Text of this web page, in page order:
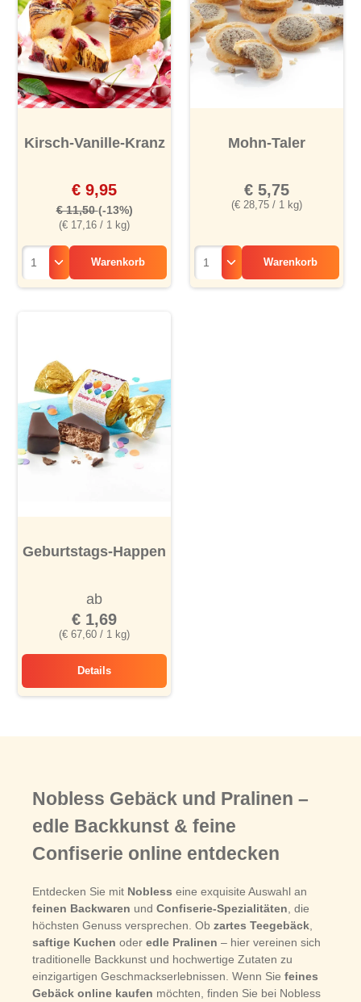
Kirsch-Vanille-Kranz
(€ 17,16 / 1 kg)
€ 9,95
€ 11,50(-13%)
Warenkorb
Mohn-Taler
(€ 28,75 / 1 kg)
€ 5,75
Warenkorb
Geburtstags-Happen
(€ 67,60 / 1 kg)
ab
€ 1,69
Details
Geburtstags-Happen
Nobless Gebäck und Pralinen –
edle Backkunst & feine
Confiserie online entdecken
Entdecken Sie mit Nobless eine exquisite Auswahl an
feinen Backwaren und Confiserie-Spezialitäten , die
höchsten Genuss versprechen. Ob zartes Teegebäck
saftige Kuchen oder edle Pralinen – hier vereinen sich
traditionelle Backkunst und hochwertige Zutaten zu
einzigartigen Geschmackserlebnissen. Wenn Sie feines
Gebäck online kaufen möchten, finden Sie bei Nobless